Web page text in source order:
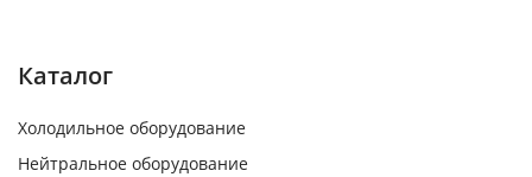
Каталог
Холодильное оборудование
Нейтральное оборудование